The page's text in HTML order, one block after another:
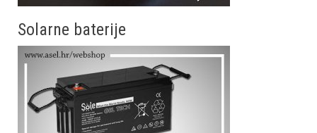
Solarne baterije